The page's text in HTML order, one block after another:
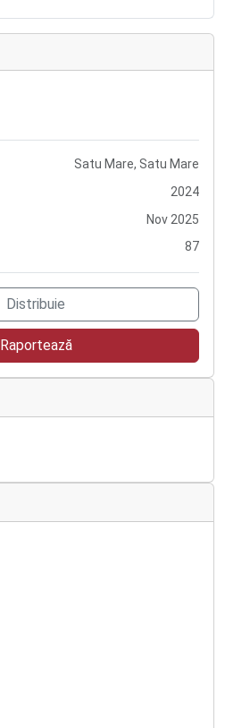
Satu Mare, Satu Mare
2024
Nov 2025
87
Distribuie
Raportează